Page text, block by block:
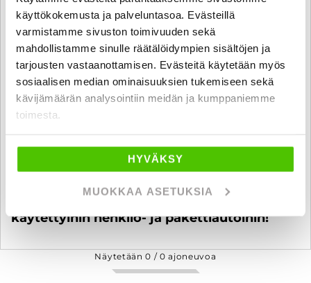
käyttökokemusta ja palveluntasoa. Evästeillä
varmistamme sivuston toimivuuden sekä
mahdollistamme sinulle räätälöidympien sisältöjen ja
tarjousten vastaanottamisen. Evästeitä käytetään myös
sosiaalisen median ominaisuuksien tukemiseen sekä
kävijämäärän analysointiin meidän ja kumppaniemme
toimesta.
HYVÄKSY
MUOKKAA ASETUKSIA
käytettyihin henkilö- ja pakettiautoihin!
Näytetään0 /0 ajoneuvoa